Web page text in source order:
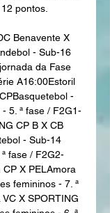
pontos.
Benavente X
- Sub-16
da Fase
A16:00Estoril
-
5. ª fase / F2G1-
CP B X CB
- Sub-14
fase / F2G2-
X PELAmora
femininos - 7. ª
X SPORTING